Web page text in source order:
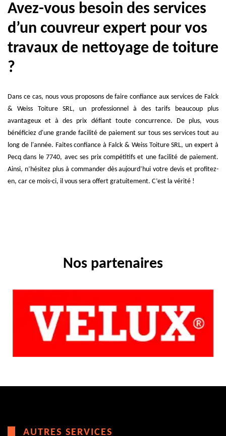
Avez-vous besoin des services
d’un couvreur expert pour vos
travaux de nettoyage de toiture
?
Dans ce cas, nous vous proposons de faire confiance aux services de Falck
& Weiss Toiture SRL, un professionnel à des tarifs beaucoup plus
avantageux et à des prix défiant toute concurrence. De plus, vous
bénéficiez d'une grande facilité de paiement sur tous ses services tout au
long de l'année. Faites confiance à Falck & Weiss Toiture SRL, un expert à
Pecq dans le 7740, avec ses prix compétitifs et une facilité de paiement.
Ainsi, n’hésitez plus à commander dès aujourd’hui votre devis et profitez-
en, car ce mois-ci, il vous sera offert gratuitement. C’est la vérité !
Nos partenaires
AUTRES SERVICES